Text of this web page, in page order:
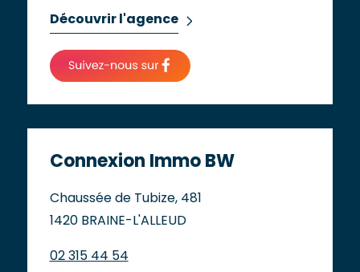
Découvrir l'agence
Connexion Immo BW
Chaussée de Tubize, 481
1420 BRAINE-L'ALLEUD
02 315 44 54